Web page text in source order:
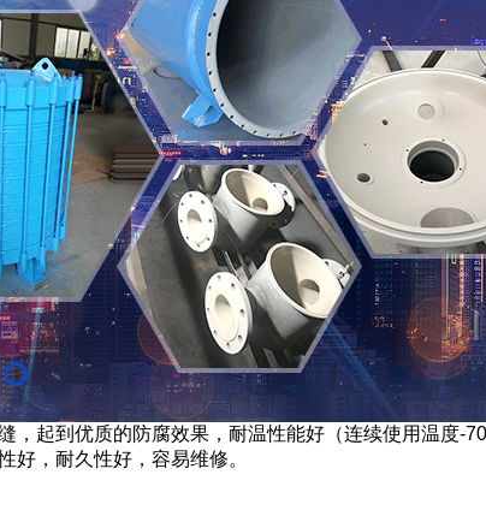
起到优质的防腐效果，耐温性能好（连续使用温度-
好，耐久性好，容易维修。